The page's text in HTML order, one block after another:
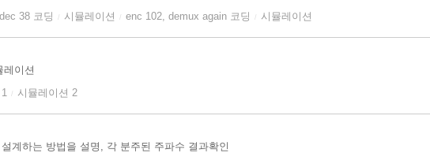
dec 38 코딩 시뮬레이션 enc 102, demux again 코딩 시뮬레이션
레이션
시뮬레이션 2
계하는 방법을 설명, 각 분주된 주파수 결과확인